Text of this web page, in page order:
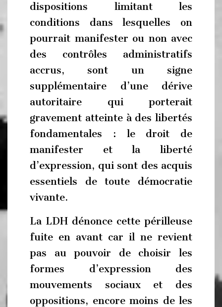
dispositions limitant les
conditions dans lesquelles on
pourrait manifester ou non avec
des contrôles administratifs
accrus, sont un signe
supplémentaire d’une dérive
autoritaire qui porterait
gravement atteinte à des libertés
fondamentales : le droit de
manifester et la liberté
d’expression, qui sont des acquis
essentiels de toute démocratie
vivante.
La LDH dénonce cette périlleuse
fuite en avant car il ne revient
pas au pouvoir de choisir les
formes d’expression des
mouvements sociaux et des
oppositions, encore moins de les